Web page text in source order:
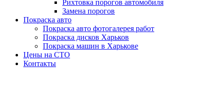
Рихтовка порогов автомобиля
Замена порогов
Покраска авто
Покраска авто фотогалерея работ
Покраска дисков Харьков
Покраска машин в Харькове
Цены на СТО
Контакты